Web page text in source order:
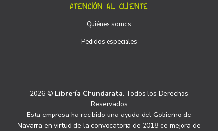
ATENCIÓN AL CLIENTE
Quiénes somos
Pedidos especiales
2026 © Librería Chundarata. Todos los Derechos
Reservados
Esta empresa ha recibido una ayuda del Gobierno de
Navarra en virtud de la convocatoria de 2018 de mejora de